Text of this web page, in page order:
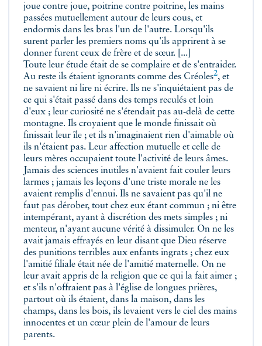
joue contre joue, poitrine contre poitrine, les mains
passées mutuellement autour de leurs cous, et
endormis dans les bras l'un de l'autre. Lorsqu'ils
surent parler les premiers noms qu'ils apprirent à se
donner furent ceux de frère et de sœur. [...]
Toute leur étude était de se complaire et de s'entraider.
Au reste ils étaient ignorants comme des Créoles2, et
ne savaient ni lire ni écrire. Ils ne s'inquiétaient pas de
ce qui s'était passé dans des temps reculés et loin
d'eux ; leur curiosité ne s'étendait pas au-delà de cette
montagne. Ils croyaient que le monde finissait où
finissait leur île ; et ils n'imaginaient rien d'aimable où
ils n'étaient pas. Leur affection mutuelle et celle de
leurs mères occupaient toute l'activité de leurs âmes.
Jamais des sciences inutiles n'avaient fait couler leurs
larmes ; jamais les leçons d'une triste morale ne les
avaient remplis d'ennui. Ils ne savaient pas qu'il ne
faut pas dérober, tout chez eux étant commun ; ni être
intempérant, ayant à discrétion des mets simples ; ni
menteur, n'ayant aucune vérité à dissimuler. On ne les
avait jamais effrayés en leur disant que Dieu réserve
des punitions terribles aux enfants ingrats ; chez eux
l'amitié filiale était née de l'amitié maternelle. On ne
leur avait appris de la religion que ce qui la fait aimer ;
et s'ils n'offraient pas à l'église de longues prières,
partout où ils étaient, dans la maison, dans les
champs, dans les bois, ils levaient vers le ciel des mains
innocentes et un cœur plein de l'amour de leurs
parents.